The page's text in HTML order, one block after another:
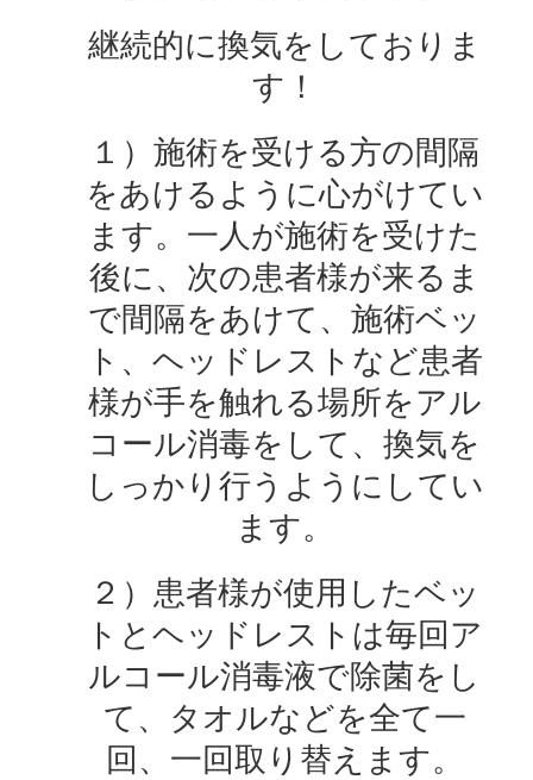
継続的に換気をしておりま
す！
１）施術を受ける方の間隔
をあけるように心がけてい
ます。一人が施術を受けた
後に、次の患者様が来るま
で間隔をあけて、施術ベッ
ト、ヘッドレストなど患者
様が手を触れる場所をアル
コール消毒をして、換気を
しっかり行うようにしてい
ます。
２）患者様が使用したベッ
トとヘッドレストは毎回ア
ルコール消毒液で除菌をし
て、タオルなどを全て一
回、一回取り替えます。